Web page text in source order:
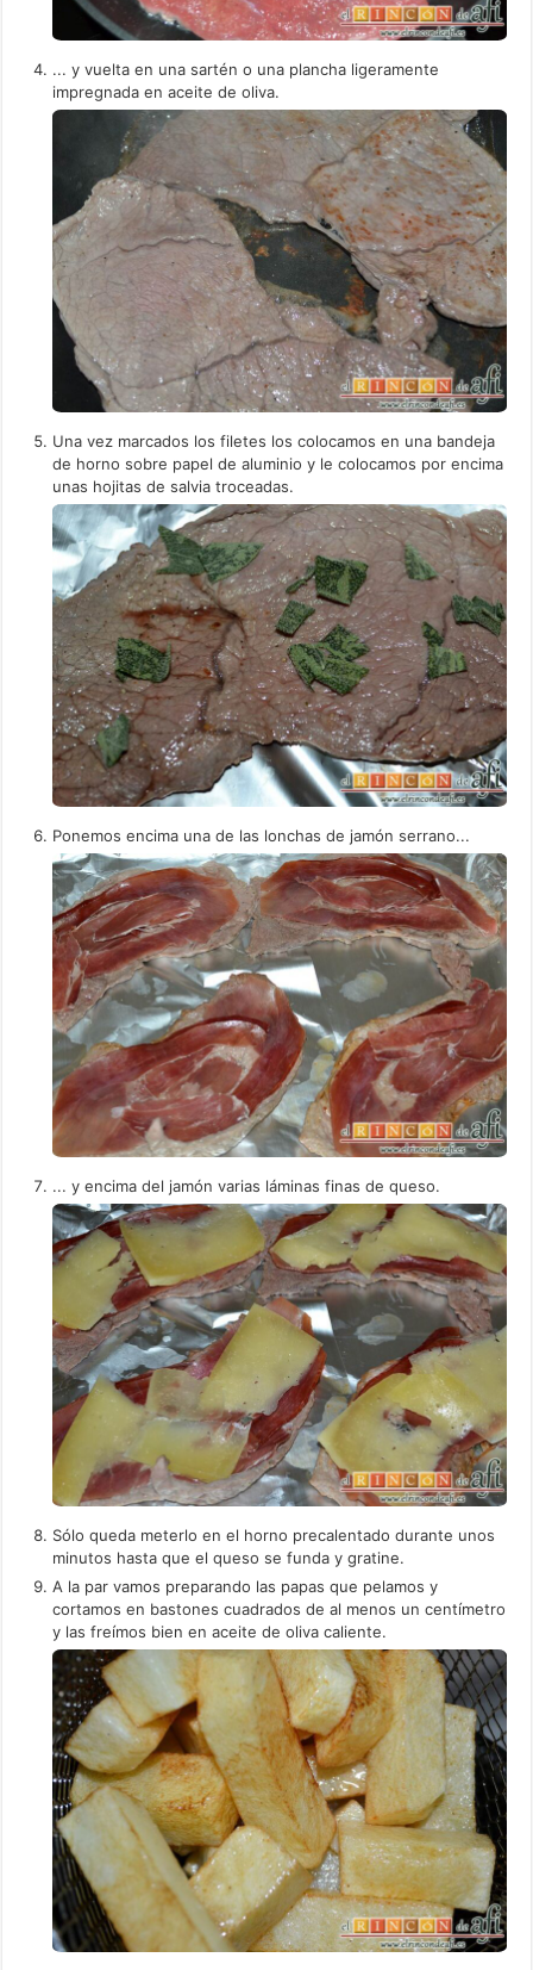
... y vuelta en una sartén o una plancha ligeramente
impregnada en aceite de oliva.
Una vez marcados los filetes los colocamos en una bandeja
de horno sobre papel de aluminio y le colocamos por encima
unas hojitas de salvia troceadas.
Ponemos encima una de las lonchas de jamón serrano...
... y encima del jamón varias láminas finas de queso.
Sólo queda meterlo en el horno precalentado durante unos
minutos hasta que el queso se funda y gratine.
A la par vamos preparando las papas que pelamos y
cortamos en bastones cuadrados de al menos un centímetro
y las freímos bien en aceite de oliva caliente.